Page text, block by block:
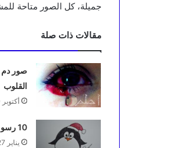
جميلة، كل الصور متاحة
مقالات ذات صلة
صور دم
القلوب
أكتوبر 20, 2019
10 رسومات سهلة وحلوة للأطفال
يناير 27, 2020